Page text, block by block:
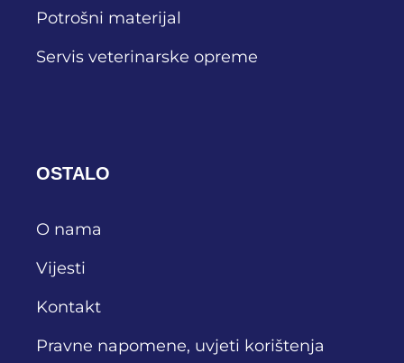
Potrošni materijal
Servis veterinarske opreme
OSTALO
O nama
Vijesti
Kontakt
Pravne napomene, uvjeti korištenja